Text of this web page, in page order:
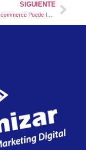
SIGUIENTE